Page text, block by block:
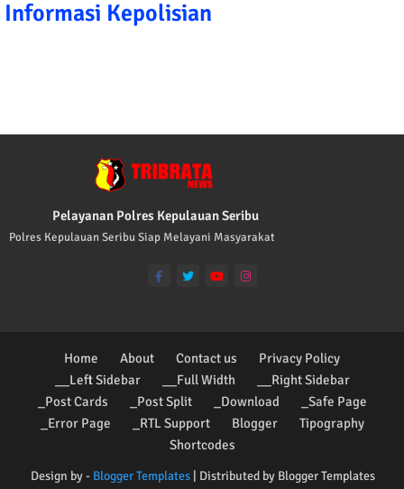
Informasi Kepolisian
Pelayanan Polres Kepulauan Seribu
Polres Kepulauan Seribu Siap Melayani Masyarakat
Design by - Blogger Templates| Distributed by Blogger Templates
Home About Contact us
Privacy Policy
__Left Sidebar
__Full Width
__Right Sidebar
_Post Cards
_Post Split _Download
_Safe Page
_Error Page
_RTL Support Blogger
Tipography
Shortcodes